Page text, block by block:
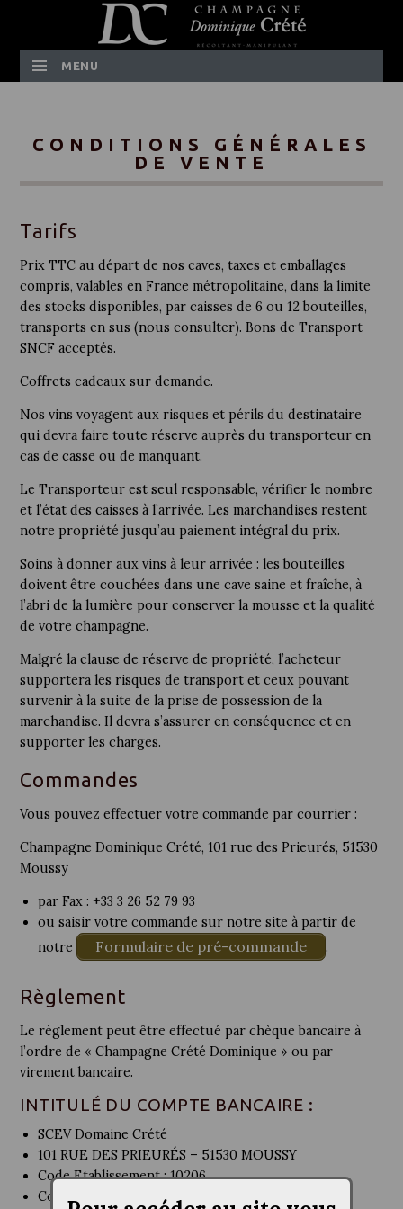
MENU
CONDITIONS GÉNÉRALES
DE VENTE
Tarifs
Prix TTC au départ de nos caves, taxes et emballages
compris, valables en France métropolitaine, dans la limite
des stocks disponibles, par caisses de 6 ou 12 bouteilles,
transports en sus (nous consulter). Bons de Transport
SNCF acceptés.
Coffrets cadeaux sur demande.
Nos vins voyagent aux risques et périls du destinataire
qui devra faire toute réserve auprès du transporteur en
cas de casse ou de manquant.
Le Transporteur est seul responsable, vérifier le nombre
et l’état des caisses à l’arrivée. Les marchandises restent
notre propriété jusqu’au paiement intégral du prix.
Soins à donner aux vins à leur arrivée : les bouteilles
doivent être couchées dans une cave saine et fraîche, à
l’abri de la lumière pour conserver la mousse et la qualité
de votre champagne.
Malgré la clause de réserve de propriété, l’acheteur
supportera les risques de transport et ceux pouvant
survenir à la suite de la prise de possession de la
marchandise. Il devra s’assurer en conséquence et en
supporter les charges.
Commandes
Vous pouvez effectuer votre commande par courrier :
Champagne Dominique Crété, 101 rue des Prieurés, 51530
Moussy
par Fax : +33 3 26 52 79 93
ou saisir votre commande sur notre site à partir de
notre
Formulaire de pré-commande .
Règlement
Le règlement peut être effectué par chèque bancaire à
l’ordre de « Champagne Crété Dominique » ou par
virement bancaire.
INTITULÉ DU COMPTE BANCAIRE :
SCEV Domaine Crété
101 RUE DES PRIEURÉS – 51530 MOUSSY
Code Etablissement : 10206
Code Guichet : 00098